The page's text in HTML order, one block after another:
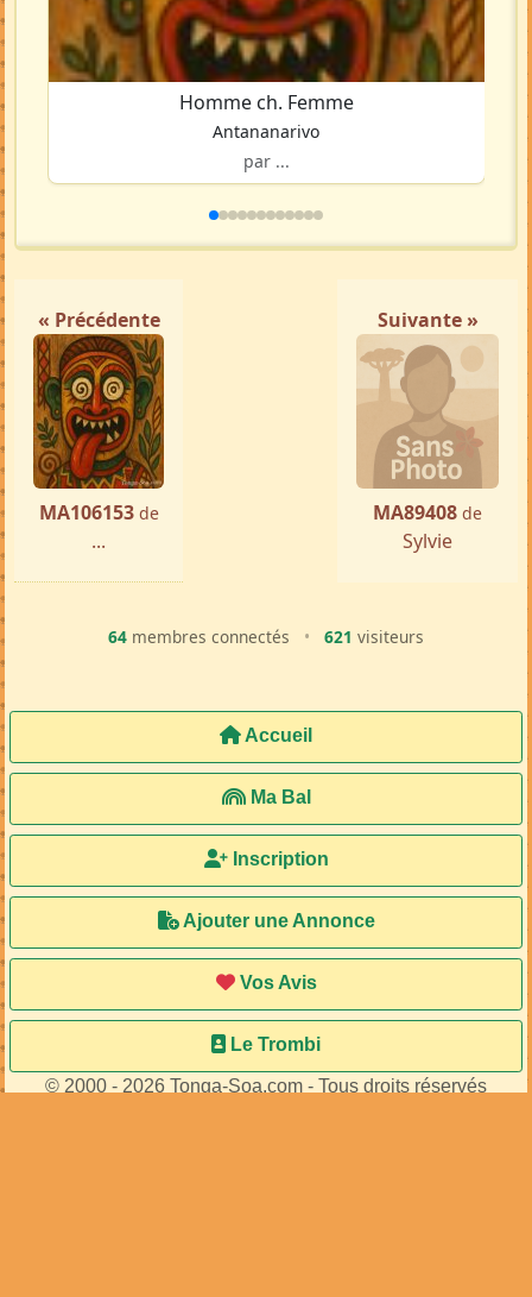
Homme ch. Femme
Antananarivo
par ...
« Précédente
MA106153 de
...
Suivante »
MA89408 de
Sylvie
64 membres connectés • 621 visiteurs
Accueil
Ma Bal
Inscription
Ajouter une Annonce
Vos Avis
Le Trombi
© 2000 - 2026 Tonga-Soa.com - Tous droits réservés